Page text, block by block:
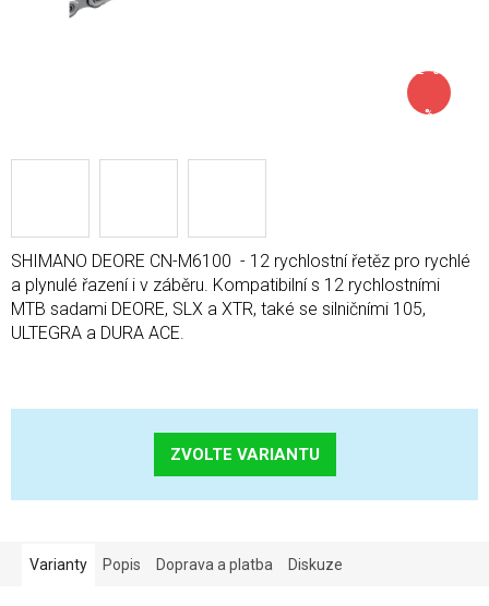
až –38
%
SHIMANO DEORE CN-M6100 - 12 rychlostní řetěz pro rychlé
a plynulé řazení i v záběru. Kompatibilní s 12 rychlostními
MTB sadami DEORE, SLX a XTR, také se silničními 105,
ULTEGRA a DURA ACE.
ZVOLTE VARIANTU
Varianty Popis Doprava a platba Diskuze